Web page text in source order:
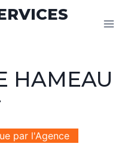
HAMEAU
par l'Agence